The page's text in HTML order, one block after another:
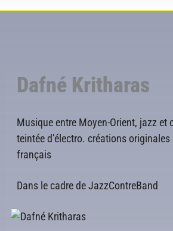
Dafné Kritharas
Musique entre Moyen-Orient, jazz et
teintée d’électro. créations originales
français
Dans le cadre de JazzContreBand